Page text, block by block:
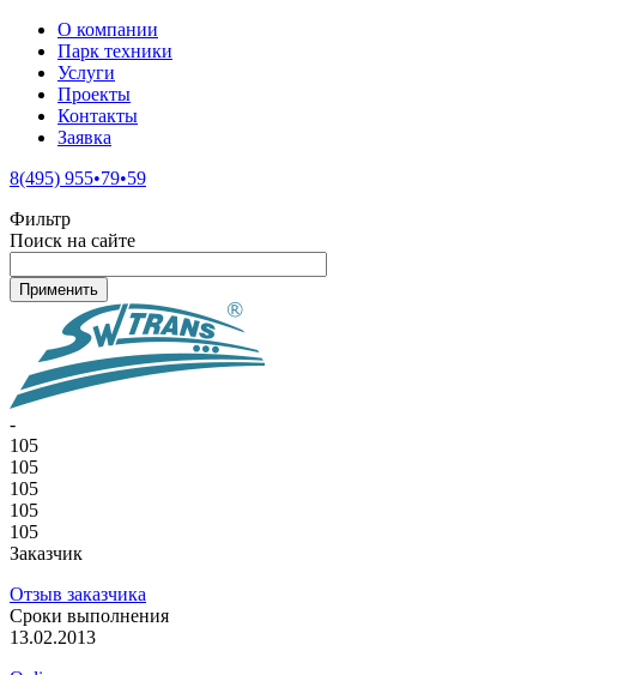
О компании
Парк техники
Услуги
Проекты
Контакты
Заявка
8(495) 955•79•59
Фильтр
Поиск на сайте
-
105
105
105
105
105
Заказчик
Отзыв заказчика
Сроки выполнения
13.02.2013